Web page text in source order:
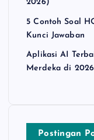
2026)
5 Contoh Soal
Kunci Jawaban
Aplikasi AI
Merdeka di 2026
Postingan